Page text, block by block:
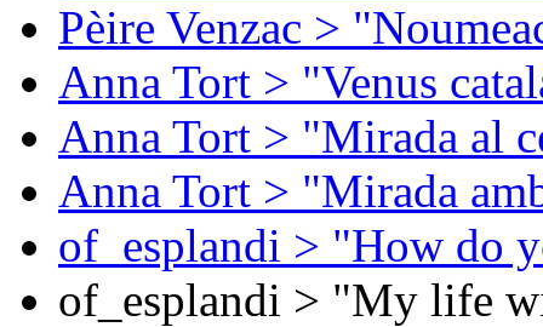
Pèire Venzac >
Anna Tort > "Venus
Anna Tort > "Mirada al
Anna Tort > "Mirada
of_esplandi > "How do
of_esplandi > "My life